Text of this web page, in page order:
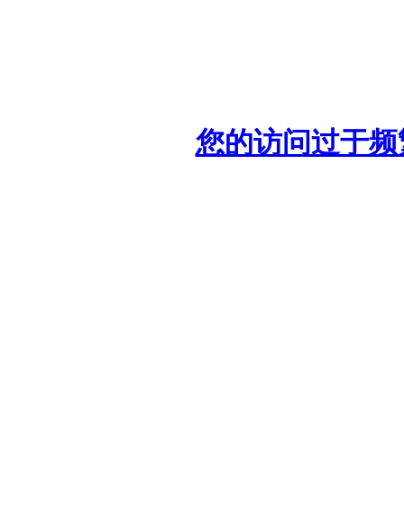
您的访问过于